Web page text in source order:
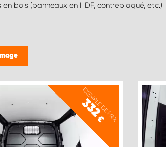
en bois (panneaux en HDF, contreplaqué, etc.)
EXEMPLE DE PRIX
332
€